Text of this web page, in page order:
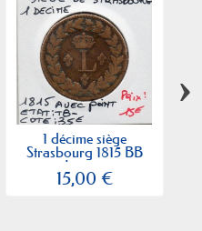
1 décime siège
Strasbourg 1815 BB
Louis...
15,00 €
›